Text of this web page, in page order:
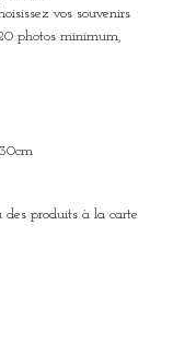
vos souvenirs
photos minimum,
produits à la carte